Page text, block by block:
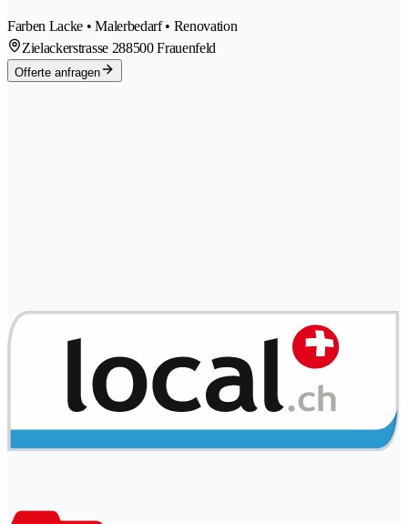
Farben Lacke • Malerbedarf • Renovation
Zielackerstrasse 288500 Frauenfeld
Offerte anfragen